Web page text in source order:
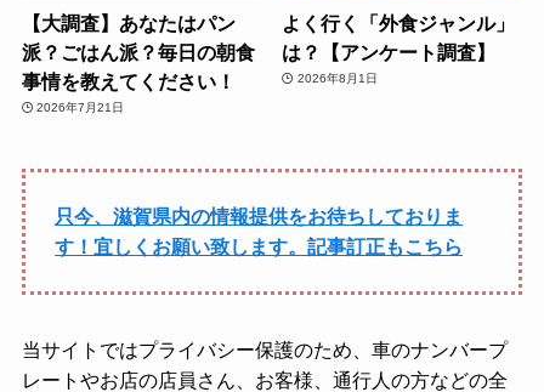
【大調査】あなたはパン
派？ごはん派？毎日の朝食
事情を教えてください！
2026年7月21日
よく行く「外食ジャンル」
は？【アンケート調査】
2026年8月1日
只今、滋賀県内の情報提供をお待ちしておりま
す！宜しくお願い致します。記事訂正もこちら
当サイトではプライバシー保護のため、車のナンバープ
レートやお店の店員さん、お客様、通行人の方などの全